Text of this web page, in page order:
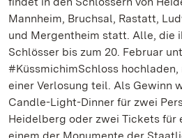
Mannheim, Bruchsal, Rastatt,
und Mergentheim statt. Alle, die
Schlösser bis zum 20. Februar
#KüssmichimSchloss hochladen,
einer Verlosung teil. Als Gewinn
Candle-Light-Dinner für zwei
Heidelberg oder zwei Tickets für